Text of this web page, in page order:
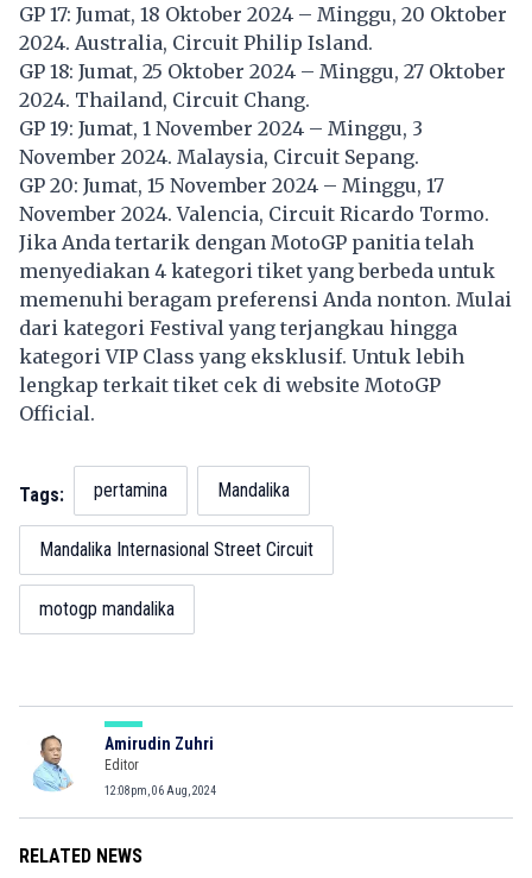
GP 17: Jumat, 18 Oktober 2024 – Minggu, 20 Oktober
2024. Australia, Circuit Philip Island.
GP 18: Jumat, 25 Oktober 2024 – Minggu, 27 Oktober
2024. Thailand, Circuit Chang.
GP 19: Jumat, 1 November 2024 – Minggu, 3
November 2024. Malaysia, Circuit Sepang.
GP 20: Jumat, 15 November 2024 – Minggu, 17
November 2024. Valencia, Circuit Ricardo Tormo.
Jika Anda tertarik dengan MotoGP panitia telah
menyediakan 4 kategori tiket yang berbeda untuk
memenuhi beragam preferensi Anda nonton. Mulai
dari kategori Festival yang terjangkau hingga
kategori VIP Class yang eksklusif. Untuk lebih
lengkap terkait tiket cek di website MotoGP
Official.
Tags: pertamina Mandalika
Mandalika Internasional Street Circuit
motogp mandalika
Amirudin Zuhri
Editor
12:08pm, 06 Aug, 2024
RELATED NEWS